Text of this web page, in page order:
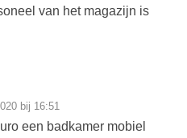
van het magazijn is
bij 16:51
een badkamer mobiel